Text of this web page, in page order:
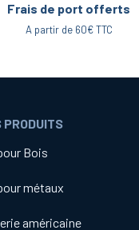
Frais de port offerts
A partir de 60€ TTC
PRODUITS
Bois
métaux
américaine